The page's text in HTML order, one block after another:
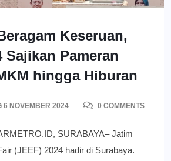
Keseruan,
Sajikan Pameran
hingga Hiburan
6 NOVEMBER 2024 0 COMMENTS
SURABAYA– Jatim
(JEEF) 2024 hadir di Surabaya.